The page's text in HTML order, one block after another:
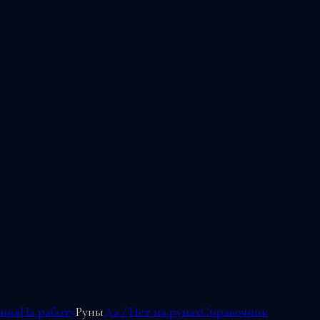
На работуРуныДа / Нет на рунахСправочник